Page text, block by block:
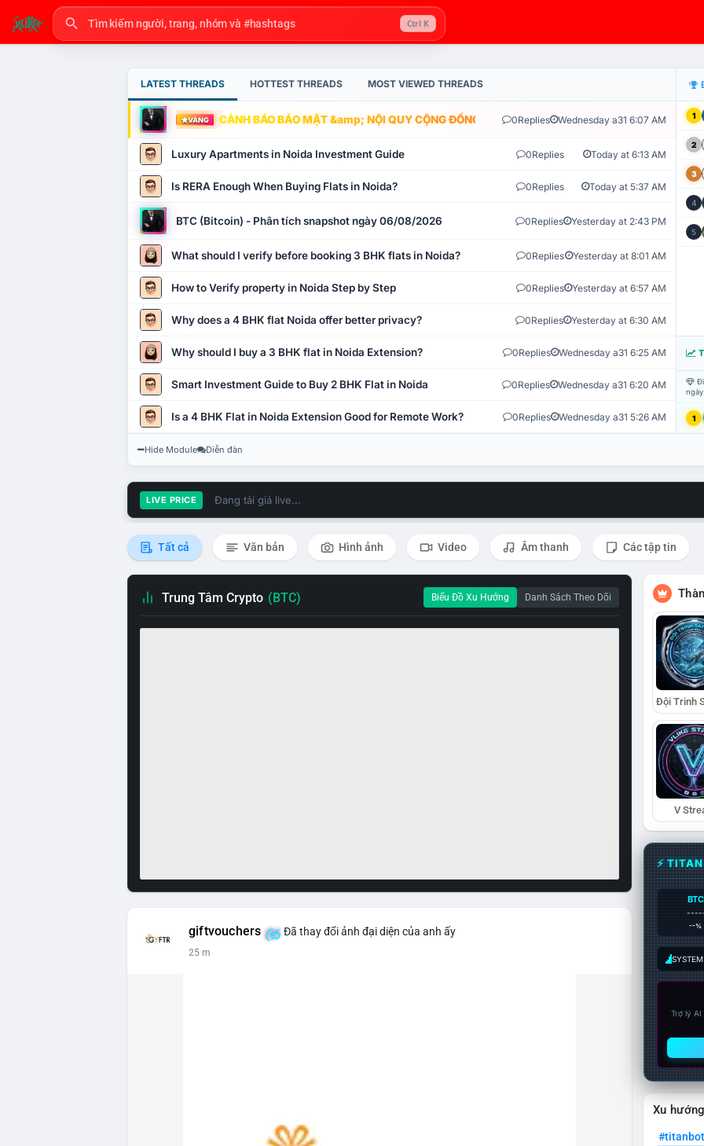
Ctrl K
LATEST THREADS HOTTEST THREADS MOST VIEWED THREADS
VÀNG CẢNH BÁO BẢO MẬT &amp; NỘI QUY CỘNG ĐỒNG VLIKE.VN: HỆ THỐNG GIÁM SÁT TỰ
0Replies Wednesday a31 6:07 AM
Luxury Apartments in Noida Investment Guide 0Replies Today at 6:13 AM
Is RERA Enough When Buying Flats in Noida? 0Replies Today at 5:37 AM
BTC (Bitcoin) - Phân tích snapshot ngày 06/08/2026 0Replies Yesterday at 2:43 PM
What should I verify before booking 3 BHK flats in Noida? 0Replies Yesterday at 8:01 AM
How to Verify property in Noida Step by Step 0Replies Yesterday at 6:57 AM
Why does a 4 BHK flat Noida offer better privacy? 0Replies Yesterday at 6:30 AM
Why should I buy a 3 BHK flat in Noida Extension? 0Replies Wednesday a31 6:25 AM
Smart Investment Guide to Buy 2 BHK Flat in Noida 0Replies Wednesday a31 6:20 AM
Is a 4 BHK Flat in Noida Extension Good for Remote Work? 0Replies Wednesday a31 5:26 AM
1
2
3
4
5
1
Hide Module Diễn đàn
LIVE PRICE Đang tải giá live...
Tất cả Văn bản Hình ảnh Video Âm thanh Các tập tin
Trung Tâm Crypto (BTC) Biểu Đồ Xu Hướng Danh Sách Theo Dõi
giftvouchers Đã thay đổi ảnh đại diện của anh ấy
25 m
V
⚡
BTC
--%
Trợ lý
Xu
#titanbot